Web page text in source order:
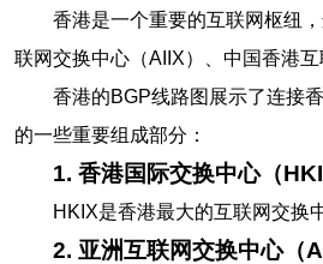
香港是一个重要的互联网枢纽
联网交换中心（AIIX）、中国香港
香港的BGP线路图展示了连接
的一些重要组成部分：
1. 香港国际交换中心（
HKIX是香港最大的互联网交换
2. 亚洲互联网交换中心（